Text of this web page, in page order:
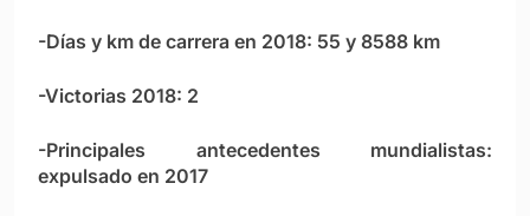
-Días y km de carrera en 2018: 55 y 8588 km
-Victorias 2018: 2
-Principales antecedentes mundialistas:
expulsado en 2017